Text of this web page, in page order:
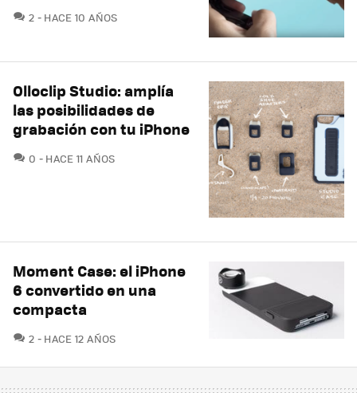
2 COMENTARIOS
HACE 10 AÑOS
Olloclip Studio: amplía
las posibilidades de
grabación con tu iPhone
0 COMENTARIOS
HACE 11 AÑOS
Moment Case: el iPhone
6 convertido en una
compacta
2 COMENTARIOS
HACE 12 AÑOS